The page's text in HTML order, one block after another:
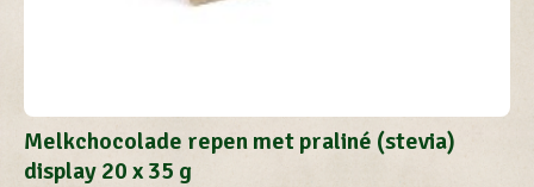
Melkchocolade repen met praliné (stevia)
display 20 x 35 g